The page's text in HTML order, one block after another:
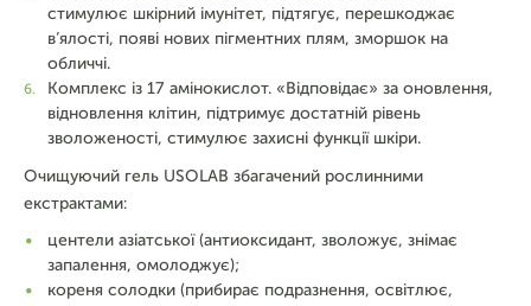
стимулює шкірний імунітет, підтягує, перешкоджає
в’ялості, появі нових пігментних плям, зморшок на
обличчі.
Комплекс із 17 амінокислот. «Відповідає» за оновлення,
відновлення клітин, підтримує достатній рівень
зволоженості, стимулює захисні функції шкіри.
Очищуючий гель USOLAB збагачений рослинними
екстрактами:
центели азіатської (антиоксидант, зволожує, знімає
запалення, омолоджує);
кореня солодки (прибирає подразнення, освітлює,